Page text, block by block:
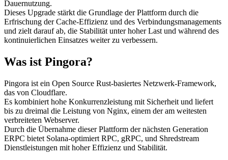
Dauernutzung.
Dieses Upgrade stärkt die Grundlage der Plattform durch die
Erfrischung der Cache-Effizienz und des Verbindungsmanagements
und zielt darauf ab, die Stabilität unter hoher Last und während des
kontinuierlichen Einsatzes weiter zu verbessern.
Was ist Pingora?
Pingora ist ein Open Source Rust-basiertes Netzwerk-Framework,
das von Cloudflare.
Es kombiniert hohe Konkurrenzleistung mit Sicherheit und liefert
bis zu dreimal die Leistung von Nginx, einem der am weitesten
verbreiteten Webserver.
Durch die Übernahme dieser Plattform der nächsten Generation
ERPC bietet Solana-optimiert RPC, gRPC, und Shredstream
Dienstleistungen mit hoher Effizienz und Stabilität.